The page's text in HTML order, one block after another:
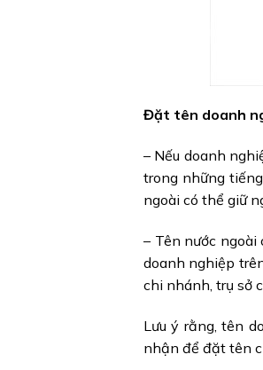
Đặt tên doanh
– Nếu doanh
trong những
ngoài có thể giữ
– Tên nước
doanh nghiệp
chi nhánh, trụ sở
Lưu ý rằng, tên
nhận để đặt tên